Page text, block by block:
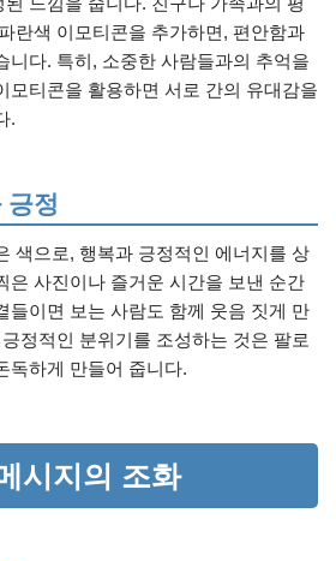
란색 이모티콘을 추가하면, 편안함과
니다. 특히, 소중한 사람들과의 추억을
모티콘을 활용하면 서로 간의 유대감을
.
긍정
색으로, 행복과 긍정적인 에너지를 상
은 사진이나 즐거운 시간을 보낸 순간
들이면 보는 사람도 함께 웃음 짓게 만
정적인 분위기를 조성하는 것은 팔로
독하게 만들어 줍니다.
시지의 조화